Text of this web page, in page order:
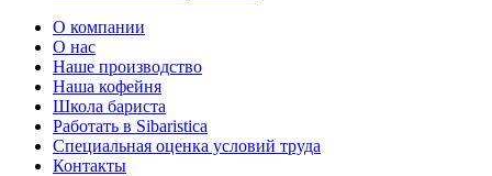
О компании
О нас
Наше производство
Наша кофейня
Школа бариста
Работать в Sibaristica
Специальная оценка условий труда
Контакты